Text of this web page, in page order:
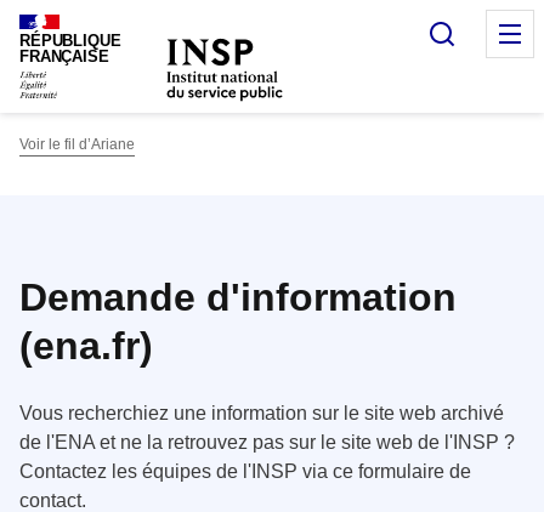
Panneau de gestion des cookies
RÉPUBLIQUE
FRANÇAISE
Voir le fil d’Ariane
Demande d'information
(ena.fr)
Vous recherchiez une information sur le site web archivé
de l'ENA et ne la retrouvez pas sur le site web de l'INSP ?
Contactez les équipes de l'INSP via ce formulaire de
contact.